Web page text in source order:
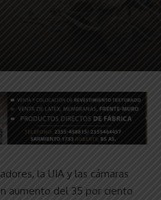
la UIA y las cámaras
aumento del 35 por ciento